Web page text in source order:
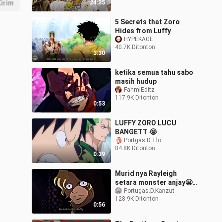
24:35
3:30
5 Secrets that Zoro
Hides from Luffy
HYPEKAGE
40.7K Ditonton
0:53
ketika semua tahu sabo
masih hudup
FahmiEditz
117.9K Ditonton
0:39
LUFFY ZORO LUCU
BANGETT 😭
Portgas D. Flo
84.8K Ditonton
0:56
Murid nya Rayleigh
setara monster anjay😬
🛐🔥Portugas.D.Kanzut
128.9K Ditonton